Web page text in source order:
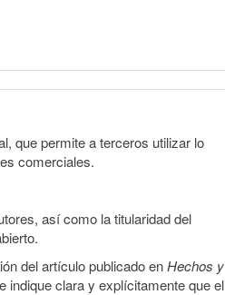
que permite a terceros utilizar lo
comerciales.
así como la titularidad del
del artículo publicado enHechos y
indique clara y explícitamente que el